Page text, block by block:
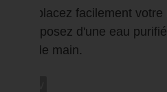
Remplacez facilement
et disposez d'une eau
tour de main.